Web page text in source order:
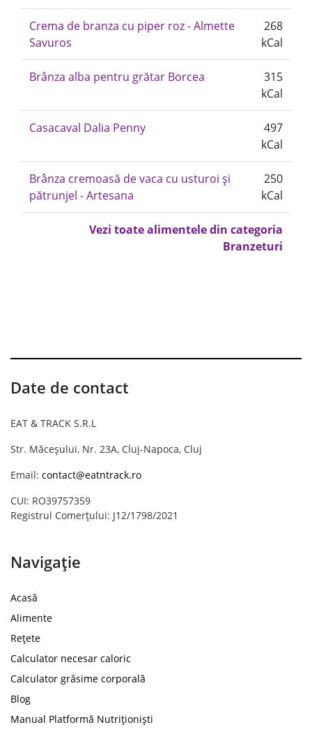
Crema de branza cu piper roz - Almette
Savuros
268
kCal
Brânza alba pentru grătar Borcea
315
kCal
Casacaval Dalia Penny
497
kCal
Brânza cremoasă de vaca cu usturoi și
pătrunjel - Artesana
250
kCal
Vezi toate alimentele din categoria
Branzeturi
Date de contact
EAT & TRACK S.R.L
Str. Măceșului, Nr. 23A, Cluj-Napoca, Cluj
Email: contact@eatntrack.ro
CUI: RO39757359
Registrul Comerțului: J12/1798/2021
Navigație
Acasă
Alimente
Rețete
Calculator necesar caloric
Calculator grăsime corporală
Blog
Manual Platformă Nutriționiști